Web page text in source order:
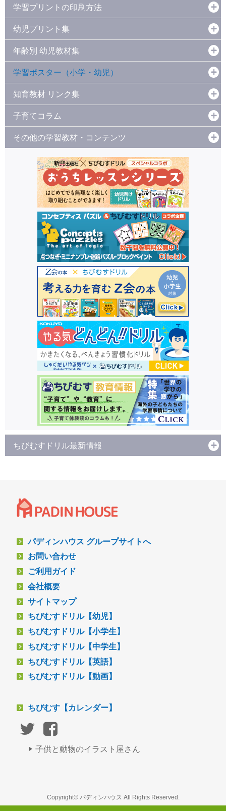
学習プリントの印刷方法
幼児プリント集
年齢別 幼児教材集
学習ポスター（小学・幼児）
知育教材 リンク集
子育てコラム
その他の学習教材・コンテンツ
ちびむすドリル最新情報
パディンハウス グループサイトへ
お問い合わせ
ご利用ガイド
会社概要
サイトマップ
ちびむすドリル【幼児】
ちびむすドリル【小学生】
ちびむすドリル【中学生】
ちびむすドリル【英語】
ちびむすドリル【動画】
ちびむす【カレンダー】
子供と動物のイラスト屋さん
Copyright© パディンハウス All Rights Reserved.